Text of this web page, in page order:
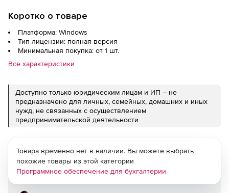
Коротко о товаре
Платформа: Windows
Тип лицензии: полная версия
Минимальная покупка: от 1 шт.
Все характеристики
Доступно только юридическим лицам и ИП – не
предназначено для личных, семейных, домашних и иных
нужд, не связанных с осуществлением
предпринимательской деятельности
Товара временно нет в наличии. Вы можете выбрать
похожие товары из этой категории
Программное обеспечение для бухгалтерии